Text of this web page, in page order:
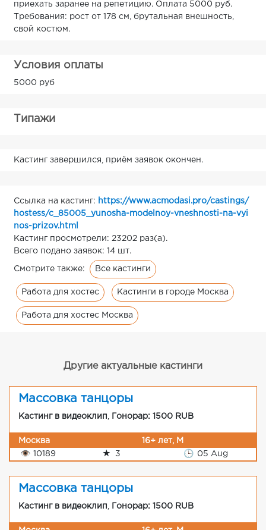
приехать заранее на репетицию. Оплата 5000 руб.
Требования: рост от 178 см, брутальная внешность,
свой костюм.
Условия оплаты
5000 руб
Типажи
Кастинг завершился, приём заявок окончен.
Ссылка на кастинг: https://www.acmodasi.pro/castings/
hostess/c_85005_yunosha-modelnoy-vneshnosti-na-vyi
nos-prizov.html
Кастинг просмотрели: 23202 раз(а).
Всего подано заявок: 14 шт.
Смотрите также: Все кастинги
Работа для хостес Кастинги в городе Москва
Работа для хостес Москва
Другие актуальные кастинги
Массовка танцоры
Кастинг в видеоклип Гонорар: 1500 RUB
Москва
16+ лет, М
👁 10189 ★ 3 🕒 05 Aug
Массовка танцоры
Кастинг в видеоклип Гонорар: 1500 RUB